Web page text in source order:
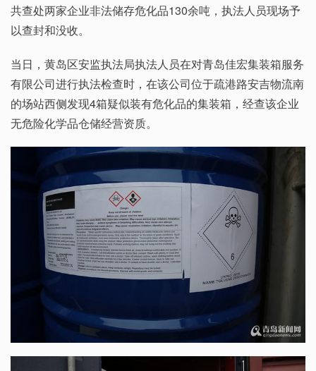
共查处两家企业非法储存危化品130余吨，执法人员现场予
以查封和没收。
当日，黄岛区安监执法局执法人员在对青岛佳宏集装箱服务
有限公司进行执法检查时，在该公司位于疏港路安吉物流南
的场站西侧发现4箱疑似装有危化品的集装箱，经查该企业
无危险化学品仓储经营资质。